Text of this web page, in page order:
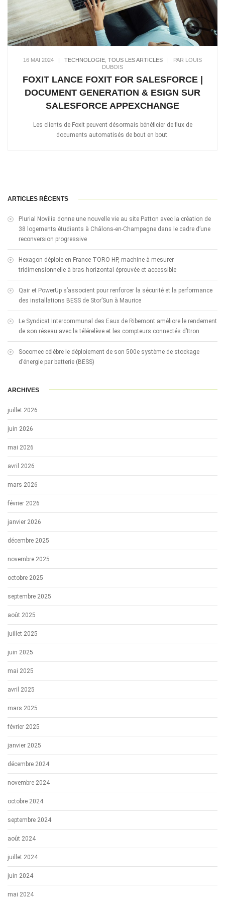
16 MAI 2024 TECHNOLOGIE TOUS LES ARTICLES
PAR LOUIS
DUBOIS
FOXIT LANCE FOXIT FOR SALESFORCE |
DOCUMENT GENERATION & ESIGN SUR
SALESFORCE APPEXCHANGE
Les clients de Foxit peuvent désormais bénéficier de flux de
documents automatisés de bout en bout.
ARTICLES RÉCENTS
Plurial Novilia donne une nouvelle vie au site Patton avec la création de
38 logements étudiants à Châlons-en-Champagne dans le cadre d’une
reconversion progressive
Hexagon déploie en France TORO HP, machine à mesurer
tridimensionnelle à bras horizontal éprouvée et accessible
Qair et PowerUp s’associent pour renforcer la sécurité et la performance
des installations BESS de Stor’Sun à Maurice
Le Syndicat Intercommunal des Eaux de Ribemont améliore le rendement
de son réseau avec la télérelève et les compteurs connectés d’Itron
Socomec célèbre le déploiement de son 500e système de stockage
d’énergie par batterie (BESS)
ARCHIVES
juillet 2026
juin 2026
mai 2026
avril 2026
mars 2026
février 2026
janvier 2026
décembre 2025
novembre 2025
octobre 2025
septembre 2025
août 2025
juillet 2025
juin 2025
mai 2025
avril 2025
mars 2025
février 2025
janvier 2025
décembre 2024
novembre 2024
octobre 2024
septembre 2024
août 2024
juillet 2024
juin 2024
mai 2024